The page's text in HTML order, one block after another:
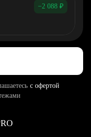
−2 088 ₽
с офертой